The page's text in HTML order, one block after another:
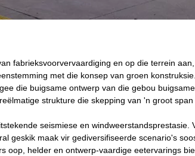
fabrieksvoorvervaardiging en op die terrein
met die konsep van groen konstruksie.
die buigsame ontwerp van die gebou
strukture die skepping van 'n groot
seismiese en windweerstandsprestasie.
geskik maak vir gediversifiseerde scenario's
oop, helder en ontwerp-vaardige eetervarings